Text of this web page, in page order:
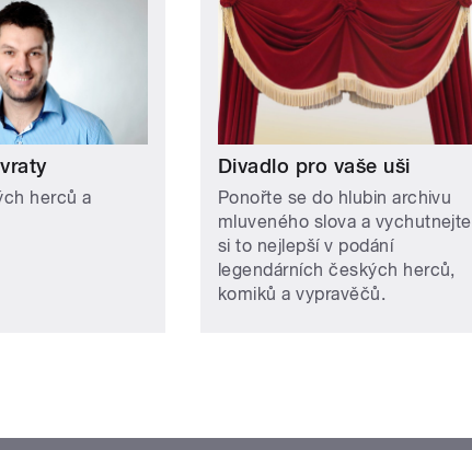
herců a
Divadlo pro vaše uši
Ponořte se do hlubin archivu
mluveného slova a vychutnejte
si to nejlepší v podání
legendárních českých herců,
komiků a vypravěčů.